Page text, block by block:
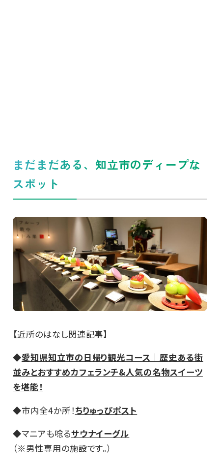
まだまだある、知立市のディープな
スポット
【近所のはなし関連記事】
◆愛知県知立市の日帰り観光コース｜歴史ある街
並みとおすすめカフェランチ&人気の名物スイーツ
を堪能！
◆市内全4か所！ちりゅっぴポスト
◆マニアも唸るサウナイーグル
（※男性専用の施設です。）